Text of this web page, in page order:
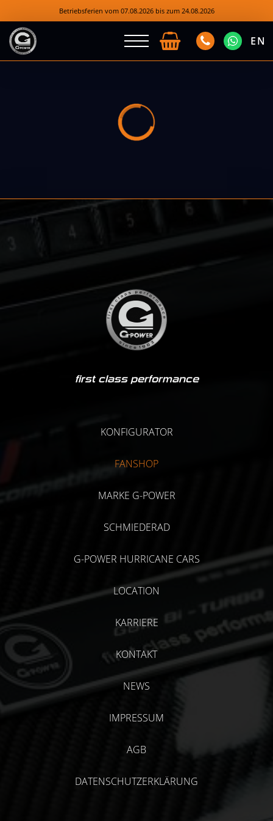
Betriebsferien vom 07.08.2026 bis zum 24.08.2026
EN
first class performance
KONFIGURATOR
FANSHOP
MARKE G-POWER
SCHMIEDERAD
G-POWER HURRICANE CARS
LOCATION
KARRIERE
KONTAKT
NEWS
IMPRESSUM
AGB
DATENSCHUTZERKLÄRUNG